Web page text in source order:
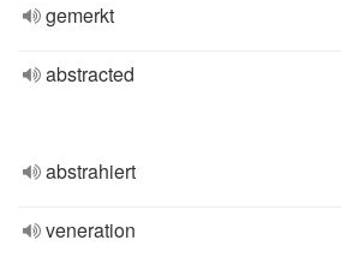
gemerkt
abstracted
abstrahiert
veneration